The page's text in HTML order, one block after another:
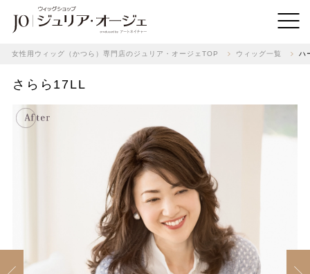
女性用ウィッグ（かつら）専門店のジュリア・オージェTOP ウィッグ一覧 ハ
さらら17LL